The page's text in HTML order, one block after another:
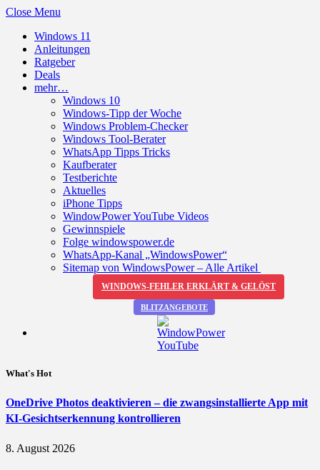
Close Menu
Windows 11
Anleitungen
Ratgeber
Deals
mehr…
Windows 10
Windows-Tipp der Woche
Windows Problem-Checker
Windows Tool-Berater
WhatsApp Tipps Tricks
Kaufberater
Testberichte
Aktuelles
iPhone Tipps
WindowPower YouTube Videos
Gewinnspiele
Folge windowspower.de
WhatsApp-Kanal „WindowsPower“
Sitemap von WindowsPower – Alle Artikel
WINDOWS-FEHLER ERKLÄRT & GELÖST
BLITZANGEBOTE
What's Hot
OneDrive Photos deaktivieren – die zwangsinstallierte App mit
KI-Gesichtserkennung kontrollieren
8. August 2026